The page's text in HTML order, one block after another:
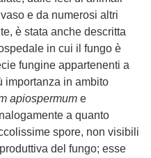
e da numerosi altri
è stata anche descritta
in cui il fungo è
fungine appartenenti a
importanza in ambito
apiospermum e
a quanto
spore, non visibili
del fungo; esse